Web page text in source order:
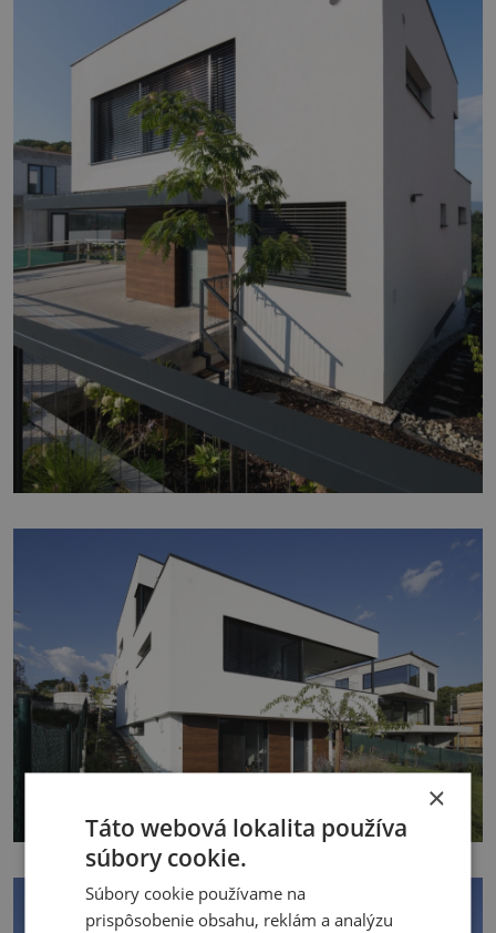
×
Táto webová lokalita používa
súbory cookie.
Súbory cookie používame na
prispôsobenie obsahu, reklám a analýzu